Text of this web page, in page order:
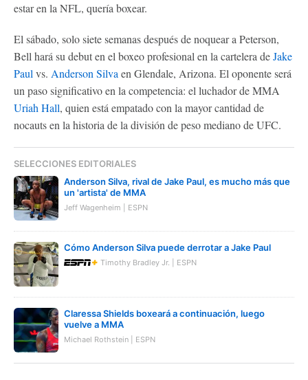
estar en la NFL, quería boxear.
El sábado, solo siete semanas después de noquear a Peterson,
Bell hará su debut en el boxeo profesional en la cartelera deJake
Paul vs. Anderson Silva en Glendale, Arizona. El oponente será
un paso significativo en la competencia: el luchador de MMA
Uriah Hall, quien está empatado con la mayor cantidad de
nocauts en la historia de la división de peso mediano de UFC.
SELECCIONES EDITORIALES
Anderson Silva, rival de Jake Paul, es mucho más que
un 'artista' de MMA
Jeff Wagenheim | ESPN
Cómo Anderson Silva puede derrotar a Jake Paul
Timothy Bradley Jr. | ESPN
Claressa Shields boxeará a continuación, luego
vuelve a MMA
Michael Rothstein | ESPN